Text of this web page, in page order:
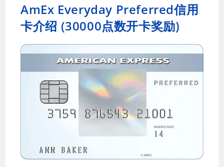
AmEx Everyday Preferred信用
卡介绍 (30000点数开卡奖励)